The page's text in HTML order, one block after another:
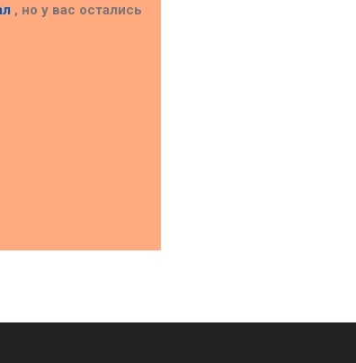
, но у вас остались